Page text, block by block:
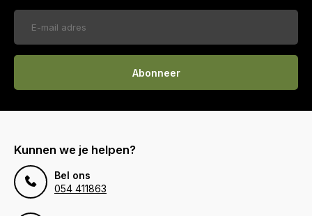
Abonneer
Kunnen we je helpen?
Bel ons
054 411863